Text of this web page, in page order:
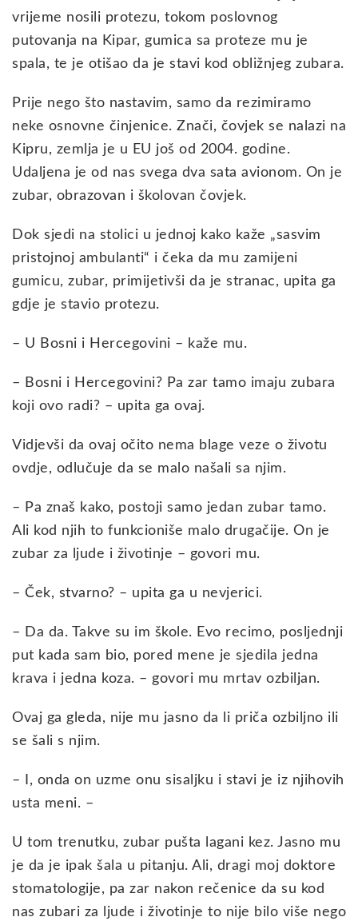
vrijeme nosili protezu, tokom poslovnog
putovanja na Kipar, gumica sa proteze mu je
spala, te je otišao da je stavi kod obližnjeg zubara.
Prije nego što nastavim, samo da rezimiramo
neke osnovne činjenice. Znači, čovjek se nalazi na
Kipru, zemlja je u EU još od 2004. godine.
Udaljena je od nas svega dva sata avionom. On je
zubar, obrazovan i školovan čovjek.
Dok sjedi na stolici u jednoj kako kaže „sasvim
pristojnoj ambulanti“ i čeka da mu zamijeni
gumicu, zubar, primijetivši da je stranac, upita ga
gdje je stavio protezu.
– U Bosni i Hercegovini – kaže mu.
– Bosni i Hercegovini? Pa zar tamo imaju zubara
koji ovo radi? – upita ga ovaj.
Vidjevši da ovaj očito nema blage veze o životu
ovdje, odlučuje da se malo našali sa njim.
– Pa znaš kako, postoji samo jedan zubar tamo.
Ali kod njih to funkcioniše malo drugačije. On je
zubar za ljude i životinje – govori mu.
– Ček, stvarno? – upita ga u nevjerici.
– Da da. Takve su im škole. Evo recimo, posljednji
put kada sam bio, pored mene je sjedila jedna
krava i jedna koza. – govori mu mrtav ozbiljan.
Ovaj ga gleda, nije mu jasno da li priča ozbiljno ili
se šali s njim.
– I, onda on uzme onu sisaljku i stavi je iz njihovih
usta meni. –
U tom trenutku, zubar pušta lagani kez. Jasno mu
je da je ipak šala u pitanju. Ali, dragi moj doktore
stomatologije, pa zar nakon rečenice da su kod
nas zubari za ljude i životinje to nije bilo više nego